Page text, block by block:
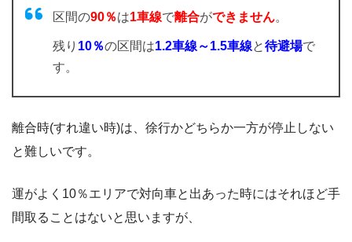
区間の90％は1車線で離合ができません。
残り 10％の区間は1.2車線～1.5車線と待避場で
す。
離合時(すれ違い時)は、徐行かどちらか一方が停止しない
と難しいです。
運がよく10％エリアで対向車と出あった時にはそれほど手
間取ることはないと思いますが、